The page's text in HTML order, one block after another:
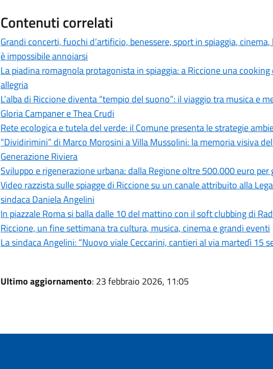
Contenuti correlati
Grandi concerti, fuochi d’artificio, benessere, sport in spiaggia,
è impossibile annoiarsi
La piadina romagnola protagonista in spiaggia: a Riccione una
allegria
L’alba di Riccione diventa “tempio del suono”: il viaggio tra musica e
Gloria Campaner e Thea Crudi
Rete ecologica e tutela del verde: il Comune presenta le strategie
“Dividirimini” di Marco Morosini a Villa Mussolini: la memoria visiva
Generazione Riviera
Sviluppo e rigenerazione urbana: dalla Regione oltre 500.000 euro
Video razzista sulle spiagge di Riccione su un canale attribuito alla
sindaca Daniela Angelini
In piazzale Roma si balla dalle 10 del mattino con il soft clubbing di
Riccione, un fine settimana tra cultura, musica, cinema e grandi eventi
La sindaca Angelini: “Nuovo viale Ceccarini, cantieri al via martedì 15
Ultimo aggiornamento: 23 febbraio 2026, 11:05